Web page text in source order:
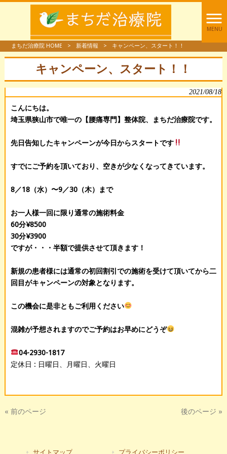
MENU
まちだ治療院 HOME > 新着情報 > キャンペーン、スタート！！
キャンペーン、スタート！！
2021/08/18
こんにちは。
埼玉県狭山市で唯一の【腰痛専門】整体院、まちだ治療院です。
先日告知したキャンペーンが今日からスタートです
すでにご予約を頂いており、空きが少なくなってきています。
8／18（水）〜9／30（木）まで
お一人様一回に限り通常の施術料金
60分¥8500
30分¥3900
ですが・・・半額で提供させて頂きます！
新規の患者様には通常の初回割引での施術を受けて頂いてから二
回目がキャンペーンの対象となります。
この機会に是非ともご利用ください
混雑が予想されますのでご予約はお早めにどうぞ
04-2930-1817
定休日 : 日曜日、月曜日、火曜日
« 前のページ 後のページ »
サイトマップ プライバシーポリシー